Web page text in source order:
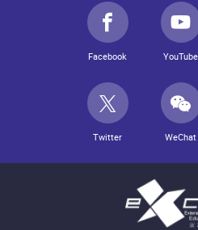
Facebook YouTube
Twitter WeChat